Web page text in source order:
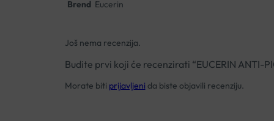
Brend Eucerin
Još nema recenzija.
Budite prvi koji će recenzirati “EUCERIN ANTI-
Morate biti prijavljeni da biste objavili recenziju.